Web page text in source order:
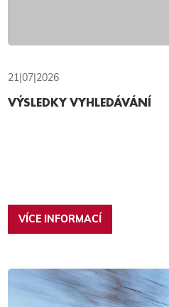
21|07|2026
VÝSLEDKY VYHLEDÁVÁNÍ
VÍCE INFORMACÍ